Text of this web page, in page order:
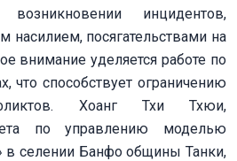
инцидентов,
посягательствами на
внимание уделяется работе по
что способствует ограничению
Хоанг Тхи Тхюи,
по управлению моделью
в селении Банфо общины Танки,